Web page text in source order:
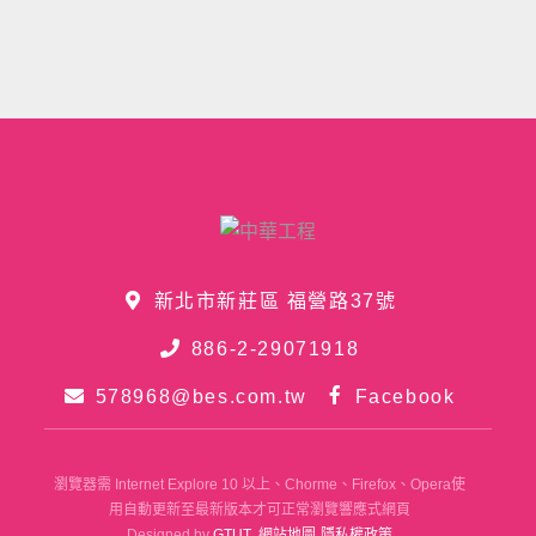
新北市新莊區 福營路37號
886-2-29071918
578968@bes.com.tw Facebook
瀏覽器需 Internet Explore 10 以上、Chorme、Firefox、Opera使
用自動更新至最新版本才可正常瀏覽響應式網頁